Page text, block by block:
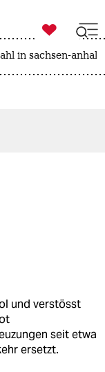

taz zahl ich
in sachsen-anhalt
und verstösst
seit etwa
ersetzt.